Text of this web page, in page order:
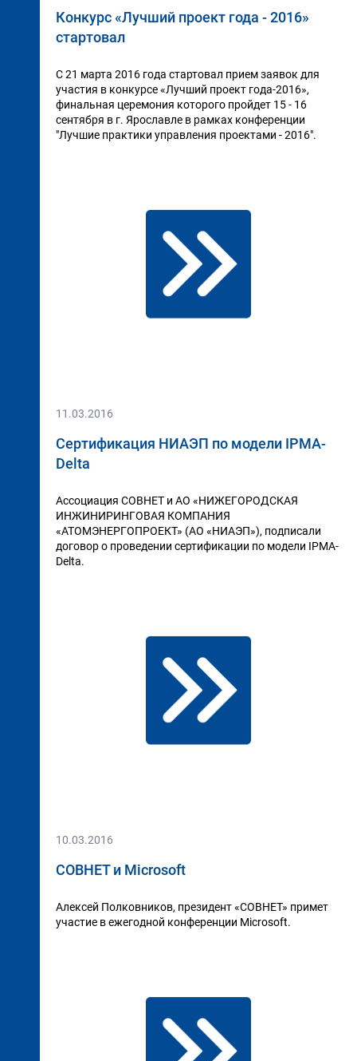
Конкурс «Лучший проект года - 2016»
стартовал
С 21 марта 2016 года стартовал прием заявок для
участия в конкурсе «Лучший проект года-2016»,
финальная церемония которого пройдет 15 - 16
сентября в г. Ярославле в рамках конференции
"Лучшие практики управления проектами - 2016".
11.03.2016
Сертификация НИАЭП по модели IPMA-
Delta
Ассоциация СОВНЕТ и АО «НИЖЕГОРОДСКАЯ
ИНЖИНИРИНГОВАЯ КОМПАНИЯ
«АТОМЭНЕРГОПРОЕКТ» (АО «НИАЭП»), подписали
договор о проведении сертификации по модели IPMA-
Delta.
10.03.2016
СОВНЕТ и Microsoft
Алексей Полковников, президент «СОВНЕТ» примет
участие в ежегодной конференции Microsoft.